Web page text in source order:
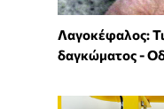
Λαγοκέφαλος:
δαγκώματος -